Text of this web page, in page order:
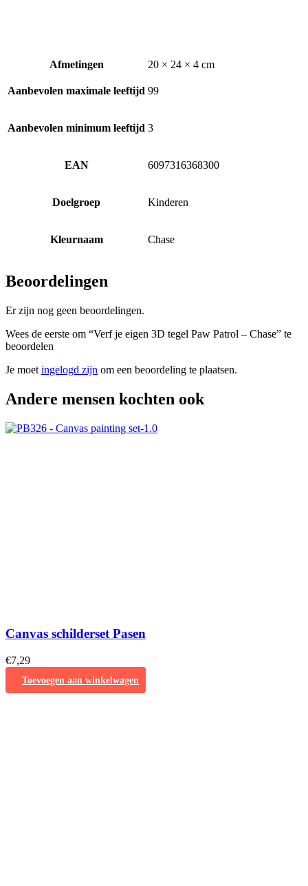
Afmetingen 20 × 24 × 4 cm
Aanbevolen maximale leeftijd 99
Aanbevolen minimum leeftijd 3
EAN 6097316368300
Doelgroep Kinderen
Kleurnaam Chase
Beoordelingen
Er zijn nog geen beoordelingen.
Wees de eerste om “Verf je eigen 3D tegel Paw Patrol – Chase” te
beoordelen
Je moet ingelogd zijn om een beoordeling te plaatsen.
Andere mensen kochten ook
Canvas schilderset Pasen
€7,29
Toevoegen aan winkelwagen